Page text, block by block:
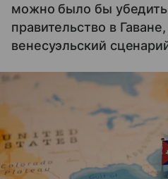
можно было бы убедить
правительство в
венесуэльский